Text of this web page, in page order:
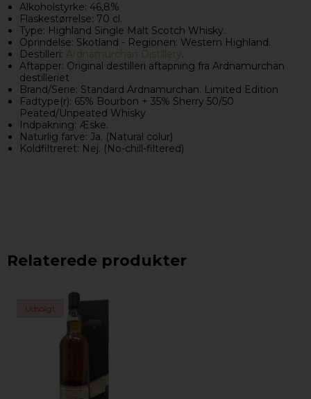
Alkoholstyrke: 46,8%
Flaskestørrelse: 70 cl.
Type: Highland Single Malt Scotch Whisky.
Oprindelse: Skotland - Regionen: Western Highland.
Destilleri: Ardnamurchan Distillery.
Aftapper: Original destilleri aftapning fra Ardnamurchan
destilleriet
Brand/Serie: Standard Ardnamurchan. Limited Edition
Fadtype(r): 65% Bourbon + 35% Sherry 50/50
Peated/Unpeated Whisky
Indpakning: Æske.
Naturlig farve: Ja. (Natural colur)
Koldfiltreret: Nej. (No-chill-filtered)
Relaterede produkter
Udsolgt